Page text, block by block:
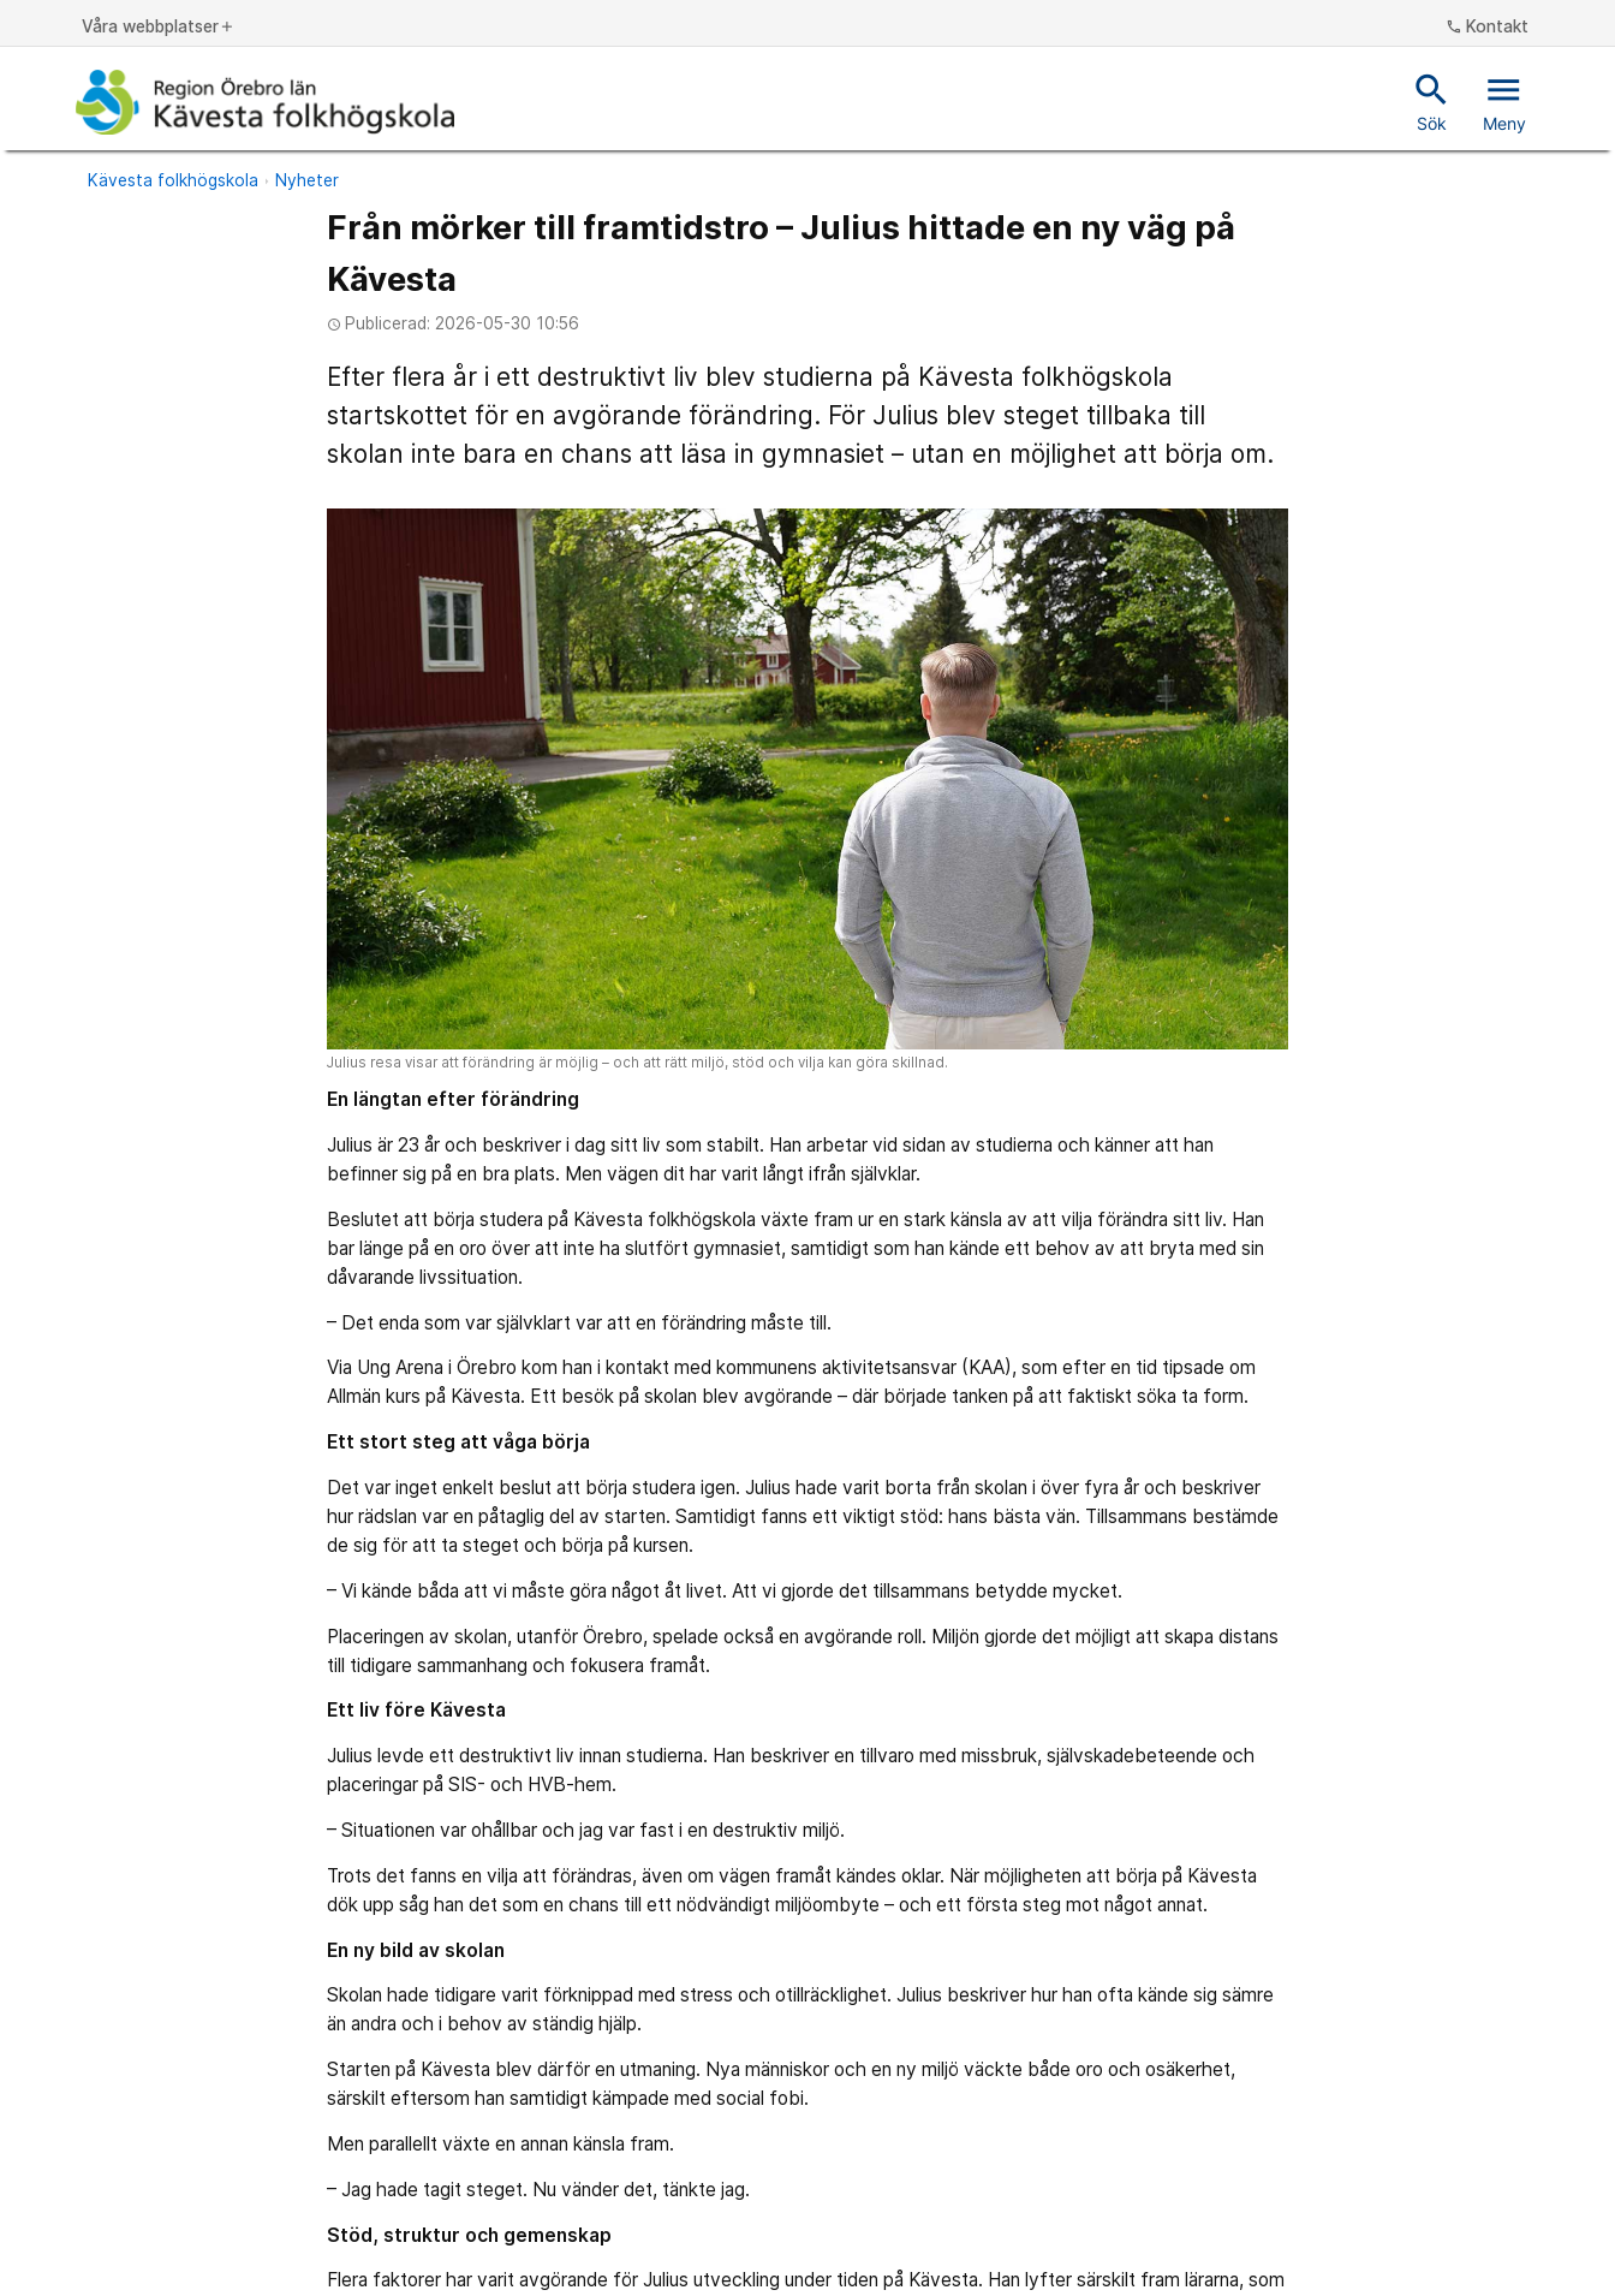
Våra webbplatser add phone Kontakt
search
Sök
menu
Meny
Kävesta folkhögskola Nyheter
Från mörker till framtidstro – Julius hittade en ny väg på
Kävesta
access_time Publicerad: 2026-05-30 10:56
Efter flera år i ett destruktivt liv blev studierna på Kävesta folkhögskola
startskottet för en avgörande förändring. För Julius blev steget tillbaka till
skolan inte bara en chans att läsa in gymnasiet – utan en möjlighet att börja om.
Julius resa visar att förändring är möjlig – och att rätt miljö, stöd och vilja kan göra skillnad.
En längtan efter förändring
Julius är 23 år och beskriver i dag sitt liv som stabilt. Han arbetar vid sidan av studierna och känner att han
befinner sig på en bra plats. Men vägen dit har varit långt ifrån självklar.
Beslutet att börja studera på Kävesta folkhögskola växte fram ur en stark känsla av att vilja förändra sitt liv. Han
bar länge på en oro över att inte ha slutfört gymnasiet, samtidigt som han kände ett behov av att bryta med sin
dåvarande livssituation.
– Det enda som var självklart var att en förändring måste till.
Via Ung Arena i Örebro kom han i kontakt med kommunens aktivitetsansvar (KAA), som efter en tid tipsade om
Allmän kurs på Kävesta. Ett besök på skolan blev avgörande – där började tanken på att faktiskt söka ta form.
Ett stort steg att våga börja
Det var inget enkelt beslut att börja studera igen. Julius hade varit borta från skolan i över fyra år och beskriver
hur rädslan var en påtaglig del av starten. Samtidigt fanns ett viktigt stöd: hans bästa vän. Tillsammans bestämde
de sig för att ta steget och börja på kursen.
– Vi kände båda att vi måste göra något åt livet. Att vi gjorde det tillsammans betydde mycket.
Placeringen av skolan, utanför Örebro, spelade också en avgörande roll. Miljön gjorde det möjligt att skapa distans
till tidigare sammanhang och fokusera framåt.
Ett liv före Kävesta
Julius levde ett destruktivt liv innan studierna. Han beskriver en tillvaro med missbruk, självskadebeteende och
placeringar på SIS- och HVB-hem.
– Situationen var ohållbar och jag var fast i en destruktiv miljö.
Trots det fanns en vilja att förändras, även om vägen framåt kändes oklar. När möjligheten att börja på Kävesta
dök upp såg han det som en chans till ett nödvändigt miljöombyte – och ett första steg mot något annat.
En ny bild av skolan
Skolan hade tidigare varit förknippad med stress och otillräcklighet. Julius beskriver hur han ofta kände sig sämre
än andra och i behov av ständig hjälp.
Starten på Kävesta blev därför en utmaning. Nya människor och en ny miljö väckte både oro och osäkerhet,
särskilt eftersom han samtidigt kämpade med social fobi.
Men parallellt växte en annan känsla fram.
– Jag hade tagit steget. Nu vänder det, tänkte jag.
Stöd, struktur och gemenskap
Flera faktorer har varit avgörande för Julius utveckling under tiden på Kävesta. Han lyfter särskilt fram lärarna, som